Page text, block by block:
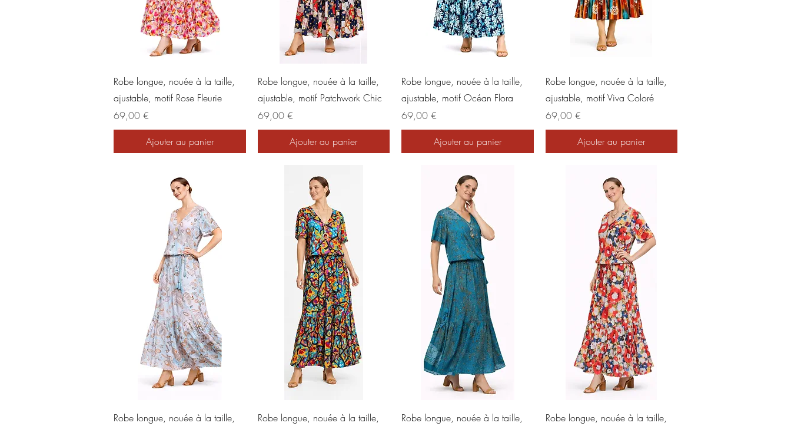
Aperçu rapide
Robe longue, nouée à la taille,
ajustable, motif Rose Fleurie
Prix
69,00 €
Ajouter au panier
Aperçu rapide
Robe longue, nouée à la taille,
ajustable, motif Patchwork Chic
Prix
69,00 €
Ajouter au panier
Aperçu rapide
Robe longue, nouée à la taille,
ajustable, motif Océan Flora
Prix
69,00 €
Ajouter au panier
Aperçu rapide
Robe longue, nouée à la taille,
ajustable, motif Viva Coloré
Prix
69,00 €
Ajouter au panier
Aperçu rapide
Robe longue, nouée à la taille, Aperçu rapide
Robe longue, nouée à la taille, Aperçu rapide
Robe longue, nouée à la taille, Aperçu rapide
Robe longue, nouée à la taille,